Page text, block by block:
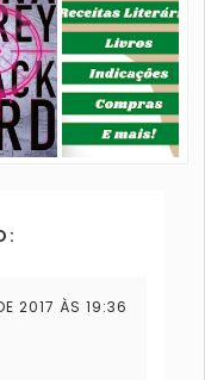
2017 ÀS 19:36